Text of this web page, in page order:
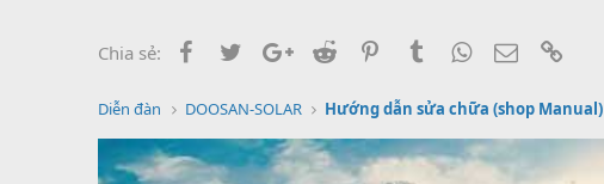
Chia sẻ: FacebookTwitterGoogle+
Reddit PinterestTumblrWhatsApp
Email
Diễn đàn DOOSAN-SOLAR Hướng dẫn sửa chữa (shop Manual)